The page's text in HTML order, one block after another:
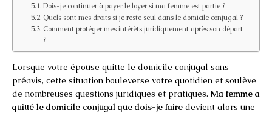
Dois-je continuer à payer le loyer si ma femme est partie ?
Quels sont mes droits si je reste seul dans le domicile conjugal ?
Comment protéger mes intérêts juridiquement après son départ
?
Lorsque votre épouse quitte le domicile conjugal sans
préavis, cette situation bouleverse votre quotidien et soulève
de nombreuses questions juridiques et pratiques. Ma femme a
quitté le domicile conjugal que dois-je faire devient alors une